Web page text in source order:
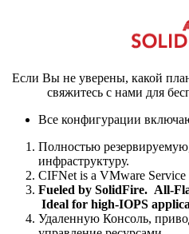
Если Вы не уверены, какой
свяжитесь с нами для
Все конфигурации
Полностью
инфраструктуру.
CIFNet is a VMware Service
Fueled by SolidFire. All-
Ideal for high-IOPS
Удаленную Консоль,